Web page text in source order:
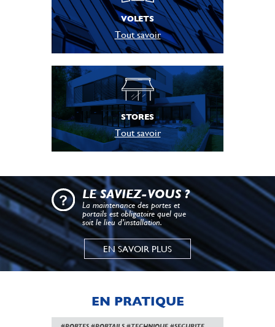
VOLETS
Tout savoir
STORES
Tout savoir
LE SAVIEZ-VOUS ?
La maintenance des portes et
portails est obligatoire quel que
soit le lieu d’installation.
EN SAVOIR PLUS
EN PRATIQUE